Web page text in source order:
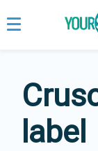
label